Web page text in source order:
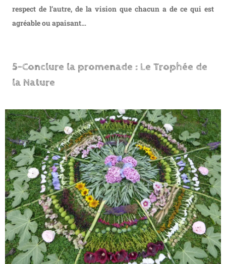
respect de l’autre, de la vision que chacun a de ce qui est
agréable ou apaisant…
5-Conclure la promenade : Le Trophée de
la Nature